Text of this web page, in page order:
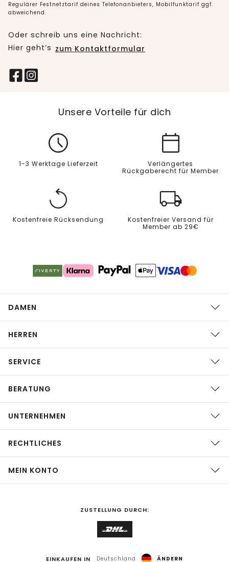
Regulärer Festnetztarif deines Telefonanbieters, Mobilfunktarif ggf.
abweichend.
Oder schreib uns eine Nachricht:
Hier geht’s zum Kontaktformular
Unsere Vorteile für dich
1-3 Werktage Lieferzeit
Verlängertes
Rückgaberecht für Member
Kostenfreie Rücksendung
Kostenfreier Versand für
Member ab 29€
DAMEN
HERREN
SERVICE
BERATUNG
UNTERNEHMEN
RECHTLICHES
MEIN KONTO
ZUSTELLUNG DURCH:
EINKAUFEN IN Deutschland ÄNDERN